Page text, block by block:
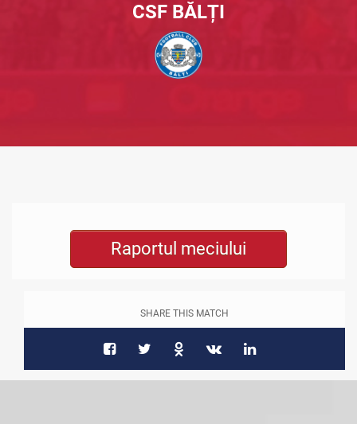
CSF BĂLȚI
Raportul meciului
SHARE THIS MATCH